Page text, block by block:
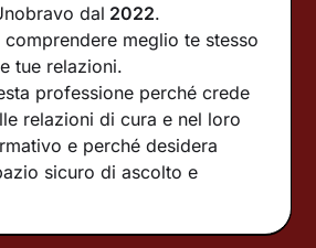
dal 2022.
comprendere meglio te stesso
tue relazioni.
professione perché crede
relazioni di cura e nel loro
e perché desidera
sicuro di ascolto e